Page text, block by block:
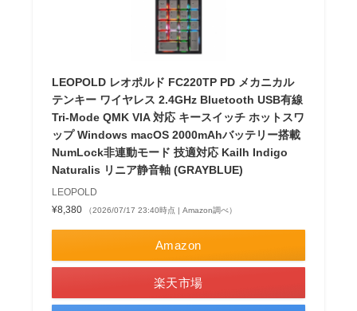
LEOPOLD レオポルド FC220TP PD メカニカル
テンキー ワイヤレス 2.4GHz Bluetooth USB有線
Tri-Mode QMK VIA 対応 キースイッチ ホットスワ
ップ Windows macOS 2000mAhバッテリー搭載
NumLock非連動モード 技適対応 Kailh Indigo
Naturalis リニア静音軸 (GRAYBLUE)
LEOPOLD
¥8,380
（2026/07/17 23:40時点 | Amazon調べ）
Amazon
楽天市場